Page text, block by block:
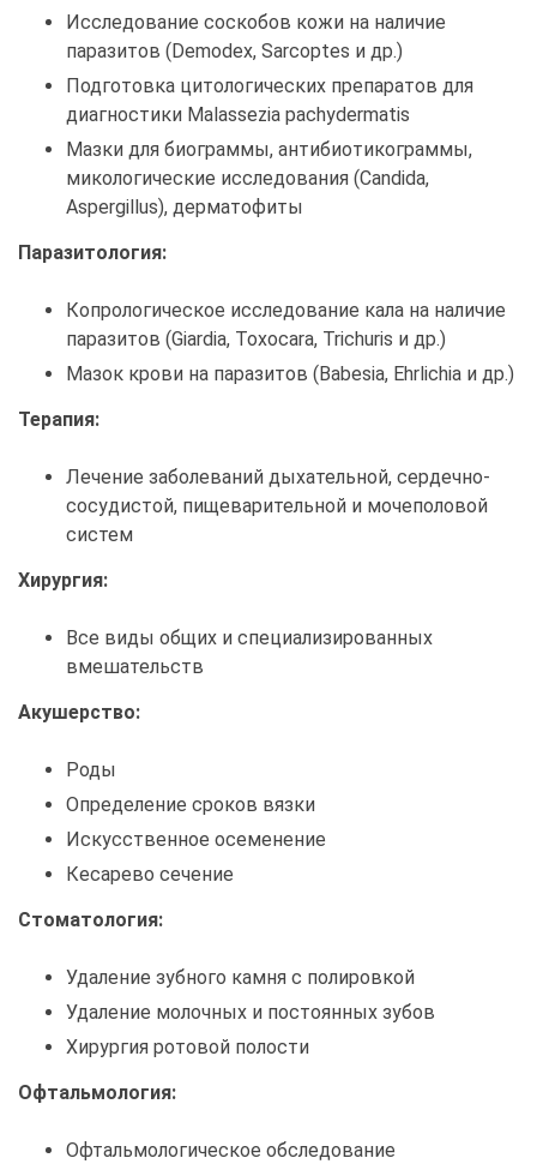
Исследование соскобов кожи на наличие
паразитов (Demodex, Sarcoptes и др.)
Подготовка цитологических препаратов для
диагностики Malassezia pachydermatis
Мазки для биограммы, антибиотикограммы,
микологические исследования (Candida,
Aspergillus), дерматофиты
Паразитология:
Копрологическое исследование кала на наличие
паразитов (Giardia, Toxocara, Trichuris и др.)
Мазок крови на паразитов (Babesia, Ehrlichia и др.)
Терапия:
Лечение заболеваний дыхательной, сердечно-
сосудистой, пищеварительной и мочеполовой
систем
Хирургия:
Все виды общих и специализированных
вмешательств
Акушерство:
Роды
Определение сроков вязки
Искусственное осеменение
Кесарево сечение
Стоматология:
Удаление зубного камня с полировкой
Удаление молочных и постоянных зубов
Хирургия ротовой полости
Офтальмология:
Офтальмологическое обследование